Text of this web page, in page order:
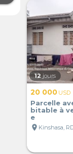
12 jours
20 000 USD
Parcelle
bitable à
e
location_on Kinshasa,